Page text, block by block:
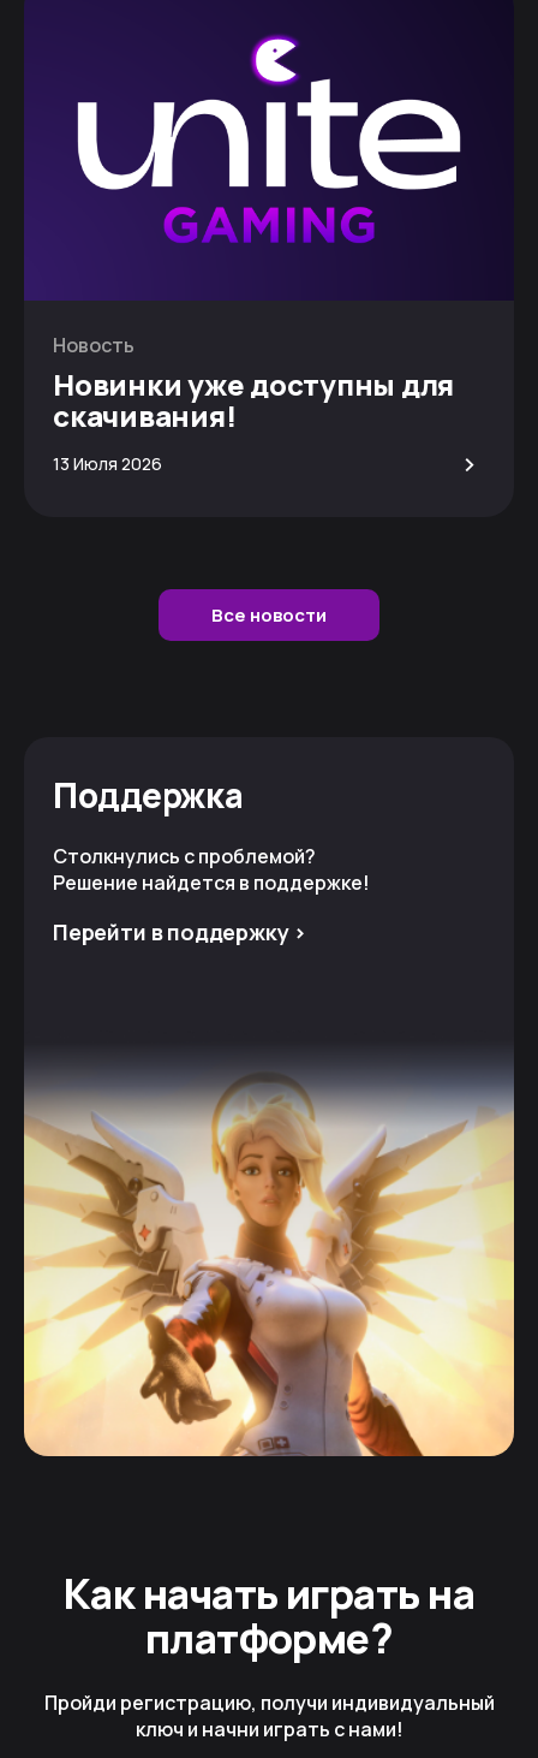
Новость
Новинки уже доступны для
скачивания!
13 Июля 2026 >
Все новости
Поддержка
Столкнулись с проблемой?
Решение найдется в поддержке!
Перейти в поддержку >
Как начать играть на
платформе?
Пройди регистрацию, получи индивидуальный
ключ и начни играть с нами!